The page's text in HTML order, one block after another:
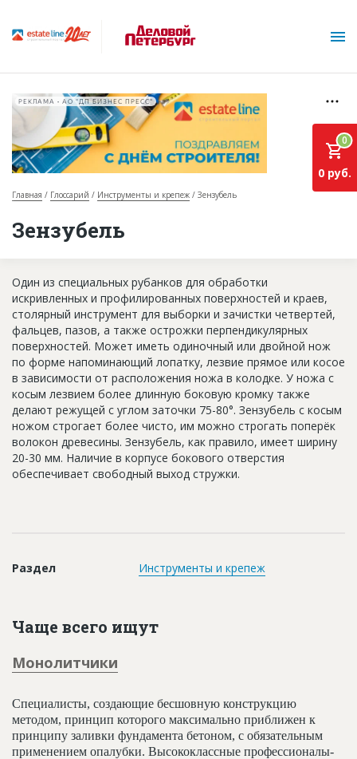
О проекте
База строящихся объектов
Инвестпроекты
Глоссарий
Новости
Платные услуги
Пресс-релизы
Правила работы
РЕКЛАМА • АО "ДП БИЗНЕС ПРЕСС"
Главная Глоссарий Инструменты и крепеж Зензубель
Зензубель
0
0 руб.
Один из специальных рубанков для обработки
искривленных и профилированных поверхностей и краев,
столярный инструмент для выборки и зачистки четвертей,
фальцев, пазов, а также острожки перпендикулярных
поверхностей. Может иметь одиночный или двойной нож
по форме напоминающий лопатку, лезвие прямое или косое
в зависимости от расположения ножа в колодке. У ножа с
косым лезвием более длинную боковую кромку также
делают режущей с углом заточки 75-80°. Зензубель с косым
ножом строгает более чисто, им можно строгать поперёк
волокон древесины. Зензубель, как правило, имеет ширину
20-30 мм. Наличие в корпусе бокового отверстия
обеспечивает свободный выход стружки.
Раздел Инструменты и крепеж
Чаще всего ищут
Монолитчики
Специалисты, создающие бесшовную конструкцию
методом, принцип которого максимально приближен к
принципу заливки фундамента бетоном, с обязательным
применением опалубки. Высококлассные профессионалы-